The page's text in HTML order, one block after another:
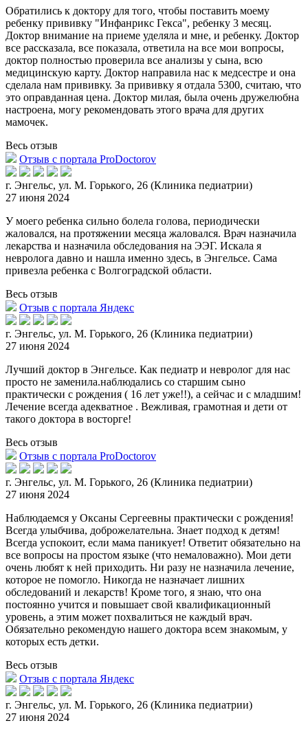
Обратились к доктору для того, чтобы поставить моему
ребенку прививку "Инфанрикс Гекса", ребенку 3 месяц.
Доктор внимание на приеме уделяла и мне, и ребенку. Доктор
все рассказала, все показала, ответила на все мои вопросы,
доктор полностью проверила все анализы у сына, всю
медицинскую карту. Доктор направила нас к медсестре и она
сделала нам прививку. За прививку я отдала 5300, считаю, что
это оправданная цена. Доктор милая, была очень дружелюбна
настроена, могу рекомендовать этого врача для других
мамочек.
Весь отзыв
Отзыв с портала ProDoctorov
г. Энгельс, ул. М. Горького, 26 (Клиника педиатрии)
27 июня 2024
У моего ребенка сильно болела голова, периодически
жаловался, на протяжении месяца жаловался. Врач назначила
лекарства и назначила обследования на ЭЭГ. Искала я
невролога давно и нашла именно здесь, в Энгельсе. Сама
привезла ребенка с Волгоградской области.
Весь отзыв
Отзыв с портала Яндекс
г. Энгельс, ул. М. Горького, 26 (Клиника педиатрии)
27 июня 2024
Лучший доктор в Энгельсе. Как педиатр и невролог для нас
просто не заменила.наблюдались со старшим сыно
практически с рождения ( 16 лет уже!!), а сейчас и с младшим!
Лечение всегда адекватное . Вежливая, грамотная и дети от
такого доктора в восторге!
Весь отзыв
Отзыв с портала ProDoctorov
г. Энгельс, ул. М. Горького, 26 (Клиника педиатрии)
27 июня 2024
Наблюдаемся у Оксаны Сергеевны практически с рождения!
Всегда улыбчива, доброжелательна. Знает подход к детям!
Всегда успокоит, если мама паникует! Ответит обязательно на
все вопросы на простом языке (что немаловажно). Мои дети
очень любят к ней приходить. Ни разу не назначила лечение,
которое не помогло. Никогда не назначает лишних
обследований и лекарств! Кроме того, я знаю, что она
постоянно учится и повышает свой квалификационный
уровень, а этим может похвалиться не каждый врач.
Обязательно рекомендую нашего доктора всем знакомым, у
которых есть детки.
Весь отзыв
Отзыв с портала Яндекс
г. Энгельс, ул. М. Горького, 26 (Клиника педиатрии)
27 июня 2024